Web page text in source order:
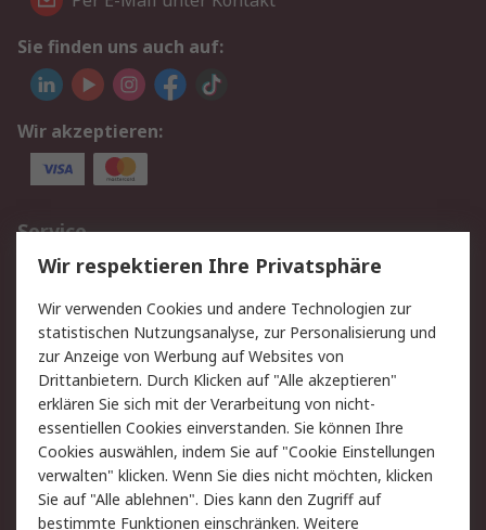
Sie finden uns auch auf:
Wir akzeptieren:
Service
Value Added Services
Lieferlösungen
Rücksendungen
Kontakt
Hilfe
Rechtliches
AGB
Datenschutz
Cookie-Richtlinie
Zahlungsbedingungen
Copyright/Impressum
Wir respektieren Ihre Privatsphäre
Wir verwenden Cookies und andere Technologien zur
statistischen Nutzungsanalyse, zur Personalisierung und
zur Anzeige von Werbung auf Websites von
Drittanbietern. Durch Klicken auf "Alle akzeptieren"
erklären Sie sich mit der Verarbeitung von nicht-
essentiellen Cookies einverstanden. Sie können Ihre
Cookies auswählen, indem Sie auf "Cookie Einstellungen
verwalten" klicken. Wenn Sie dies nicht möchten, klicken
Sie auf "Alle ablehnen". Dies kann den Zugriff auf
bestimmte Funktionen einschränken. Weitere